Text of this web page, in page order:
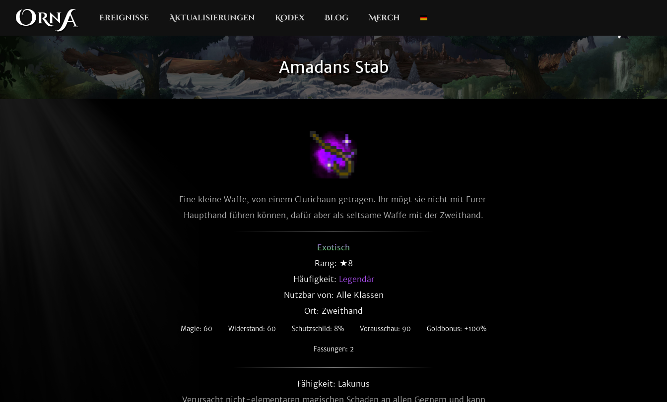
Ereignisse Aktualisierungen Kodex Blog Merch
Amadans Stab
Eine kleine Waffe, von einem Clurichaun getragen. Ihr mögt sie nicht mit Eurer
Haupthand führen können, dafür aber als seltsame Waffe mit der Zweithand.
Exotisch
Rang: ★8
Häufigkeit: Legendär
Nutzbar von: Alle Klassen
Ort: Zweithand
Magie: 60 Widerstand: 60 Schutzschild: 8% Vorausschau: 90 Goldbonus: +100%
Fassungen: 2
Fähigkeit: Lakunus
Verursacht nicht-elementaren magischen Schaden an allen Gegnern und kann